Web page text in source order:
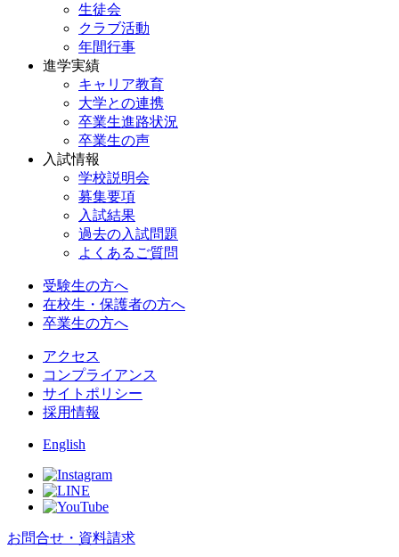
生徒会
クラブ活動
年間行事
進学実績
キャリア教育
大学との連携
卒業生進路状況
卒業生の声
入試情報
学校説明会
募集要項
入試結果
過去の入試問題
よくあるご質問
受験生の方へ
在校生・保護者の方へ
卒業生の方へ
アクセス
コンプライアンス
サイトポリシー
採用情報
English
お問合せ・資料請求